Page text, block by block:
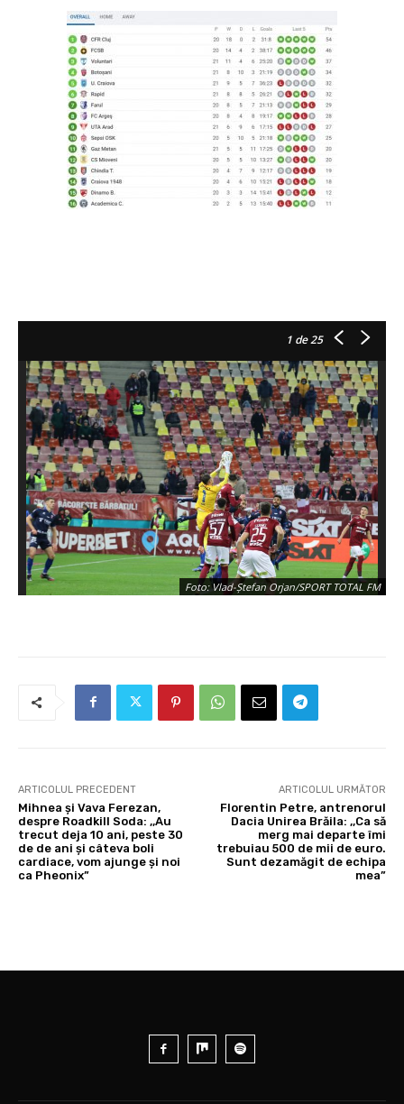
1 de 25
Foto: Vlad-Ștefan Orjan/SPORT TOTAL FM
ARTICOLUL PRECEDENT
Mihnea și Vava Ferezan,
despre Roadkill Soda: ,,Au
trecut deja 10 ani, peste 30
de de ani și câteva boli
cardiace, vom ajunge și noi
ca Pheonix”
ARTICOLUL URMĂTOR
Florentin Petre, antrenorul
Dacia Unirea Brăila: ,,Ca să
merg mai departe îmi
trebuiau 500 de mii de euro.
Sunt dezamăgit de echipa
mea”